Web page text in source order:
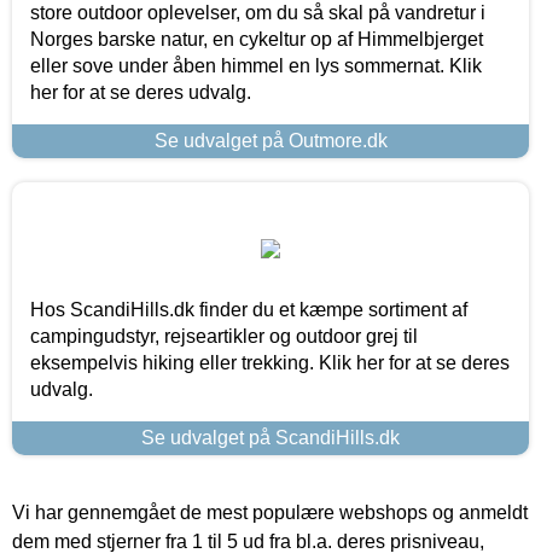
store outdoor oplevelser, om du så skal på vandretur i
Norges barske natur, en cykeltur op af Himmelbjerget
eller sove under åben himmel en lys sommernat. Klik
her for at se deres udvalg.
Se udvalget på Outmore.dk
Hos ScandiHills.dk finder du et kæmpe sortiment af
campingudstyr, rejseartikler og outdoor grej til
eksempelvis hiking eller trekking. Klik her for at se deres
udvalg.
Se udvalget på ScandiHills.dk
Vi har gennemgået de mest populære webshops og anmeldt
dem med stjerner fra 1 til 5 ud fra bl.a. deres prisniveau,